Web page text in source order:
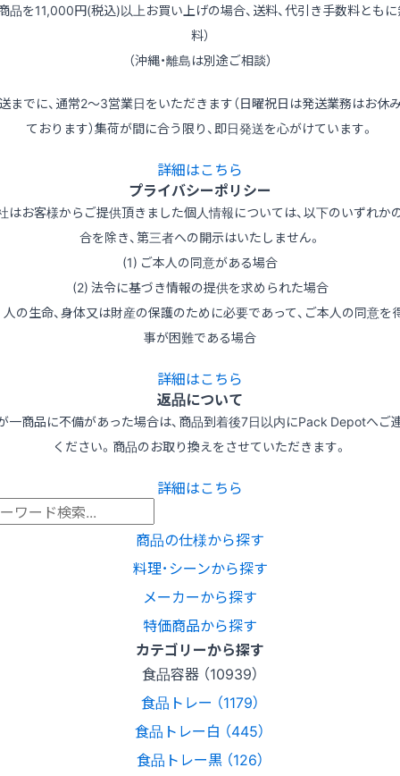
品を11,000円(税込)以上お買い上げの場合、送料、代引き手数料とも
料）
（沖縄・離島は別途ご相談）
までに、通常2～3営業日をいただきます（日曜祝日は発送業務はお休
ております）集荷が間に合う限り、即日発送を心がけています。
詳細はこちら
プライバシーポリシー
はお客様からご提供頂きました個人情報については、以下のいずれか
合を除き、第三者への開示はいたしません。
(1) ご本人の同意がある場合
(2) 法令に基づき情報の提供を求められた場合
の生命、身体又は財産の保護のために必要であって、ご本人の同意を
事が困難である場合
詳細はこちら
返品について
一商品に不備があった場合は、商品到着後7日以内にPack Depotへご
ください。商品のお取り換えをさせていただきます。
詳細はこちら
商品の仕様から探す
料理･シーンから探す
メーカーから探す
特価商品から探す
カテゴリーから探す
食品容器 （10939）
食品トレー （1179）
食品トレー白 （445）
食品トレー黒 （126）